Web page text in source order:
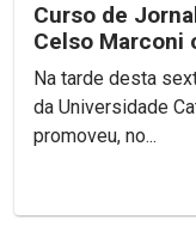
Curso de
Celso Marconi
discussões
Na tarde desta
da Universidade
promoveu, no...